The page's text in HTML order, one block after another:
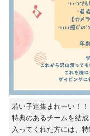
若い子達集まれーい！！
特典のあるチームを結
入ってくれた方には、